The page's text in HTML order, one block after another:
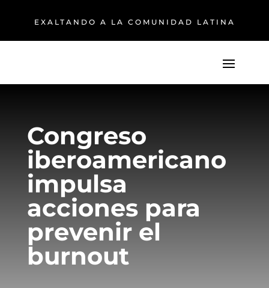
EXALTANDO A LA COMUNIDAD LATINA
Congreso
iberoamericano
impulsa
acciones para
prevenir el
burnout